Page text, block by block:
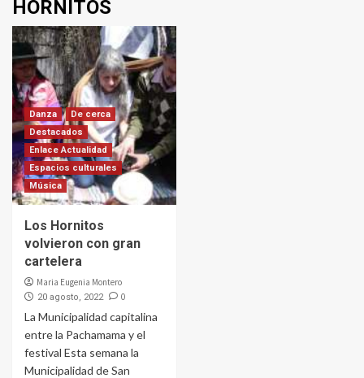
HORNITOS
Danza
De cerca
Destacados
Enlace Actualidad
Espacios culturales
Música
Los Hornitos
volvieron con gran
cartelera
Maria Eugenia Montero
20 agosto, 2022 0
La Municipalidad capitalina
entre la Pachamama y el
festival Esta semana la
Municipalidad de San